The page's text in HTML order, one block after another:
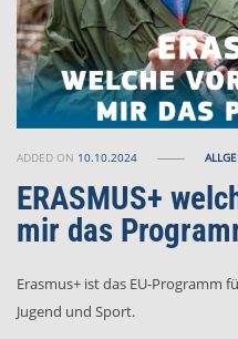
ADDED ON 10.10.2024
ERASMUS+
mir das
Erasmus+ ist das EU-Programm
Jugend und Sport.